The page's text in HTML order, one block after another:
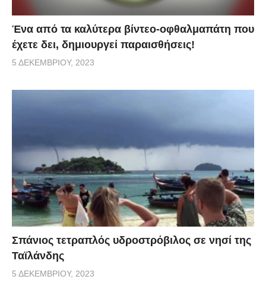
Ένα από τα καλύτερα βίντεο-οφθαλμαπάτη που
έχετε δει, δημιουργεί παραισθήσεις!
5 ΔΕΚΕΜΒΡΊΟΥ, 2023
Σπάνιος τετραπλός υδροστρόβιλος σε νησί της
Ταϊλάνδης
5 ΔΕΚΕΜΒΡΊΟΥ, 2023